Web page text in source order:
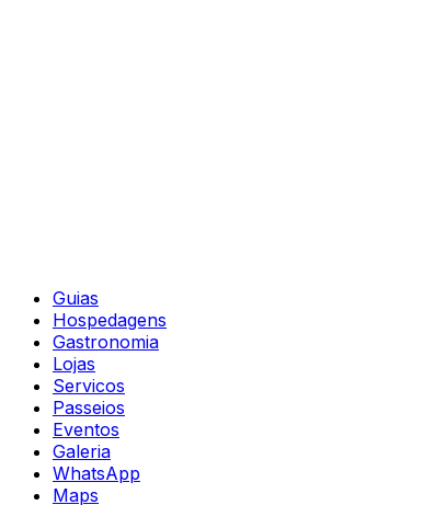
Guias
Hospedagens
Gastronomia
Lojas
Servicos
Passeios
Eventos
Galeria
WhatsApp
Maps